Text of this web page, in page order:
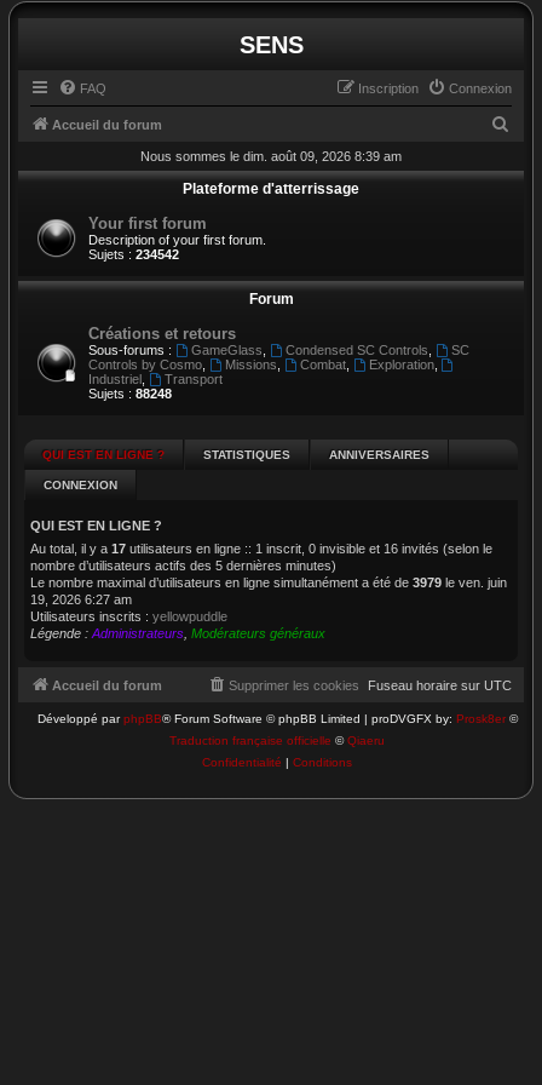
SENS
FAQ Connexion
Inscription
Accueil du forum
c
Nous sommes le dim. août 09, 2026 8:39 am
Plateforme d'atterrissage
Your first forum
Description of your first forum.
Sujets : 234542
Forum
Créations et retours
Sous-forums : GameGlass Condensed SC Controls
SC
Controls by Cosmo
Missions Combat, Exploration,
Industriel
Transport
Sujets : 88248
QUI EST EN LIGNE ? STATISTIQUES ANNIVERSAIRES
CONNEXION
QUI EST EN LIGNE ?
Au total, il y a 17 utilisateurs en ligne :: 1 inscrit, 0 invisible et 16 invités (selon le
nombre d’utilisateurs actifs des 5 dernières minutes)
Le nombre maximal d’utilisateurs en ligne simultanément a été de 3979 le ven. juin
19, 2026 6:27 am
Utilisateurs inscrits : yellowpuddle
Légende : Administrateurs Modérateurs généraux
Accueil du forum Fuseau horaire sur UTC
Supprimer les cookies
Développé parphpBB® Forum Software © phpBB Limited | proDVGFX by: Prosk8er©
Traduction française officielle ©Qiaeru
Confidentialité | Conditions